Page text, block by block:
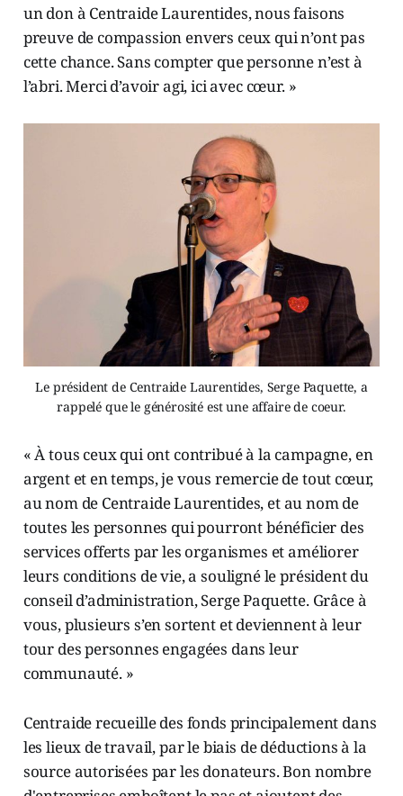
un don à Centraide Laurentides, nous faisons
preuve de compassion envers ceux qui n’ont pas
cette chance. Sans compter que personne n’est à
l’abri. Merci d’avoir agi, ici avec cœur. »
Le président de Centraide Laurentides, Serge Paquette, a
rappelé que le générosité est une affaire de coeur.
« À tous ceux qui ont contribué à la campagne, en
argent et en temps, je vous remercie de tout cœur,
au nom de Centraide Laurentides, et au nom de
toutes les personnes qui pourront bénéficier des
services offerts par les organismes et améliorer
leurs conditions de vie, a souligné le président du
conseil d’administration, Serge Paquette. Grâce à
vous, plusieurs s’en sortent et deviennent à leur
tour des personnes engagées dans leur
communauté. »
Centraide recueille des fonds principalement dans
les lieux de travail, par le biais de déductions à la
source autorisées par les donateurs. Bon nombre